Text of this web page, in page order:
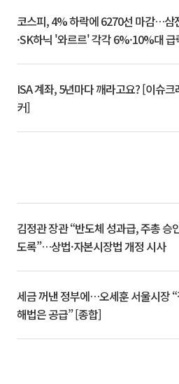
코스피, 4% 하락에 6270선 마감…삼
·SK하닉 '와르르' 각각 6%·10%대 급
ISA 계좌, 5년마다 깨라고요? [이슈크
커]
김정관 장관 “반도체 성과급, 주총 승
도록”…상법·자본시장법 개정 시사
세금 꺼낸 정부에…오세훈 서울시장
해법은 공급” [종합]